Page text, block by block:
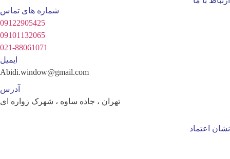
شماره های تماس
09122905425
09101132065
021-88061071
ایمیل
Abidi.window@gmail.com
آدرس
تهران ، جاده ساوه ، شهرک زواره ای
نشان اعتماد